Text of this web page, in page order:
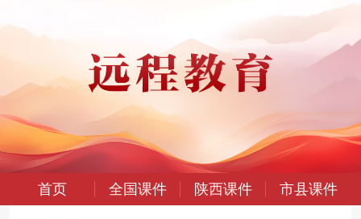
首页 全国课件 陕西课件 市县课件